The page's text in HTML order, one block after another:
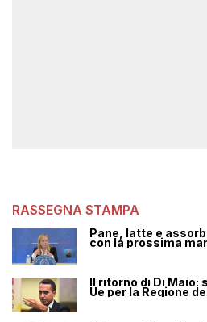
RASSEGNA STAMPA
Pane, latte e
con la prossima
Il ritorno di Di Maio:
Ue per la Regione